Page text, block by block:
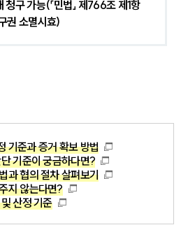
권 소멸시효)
기준과 증거 확보 방법
기준이 궁금하다면?
과 협의 절차 살펴보기
지 않는다면?
산정 기준